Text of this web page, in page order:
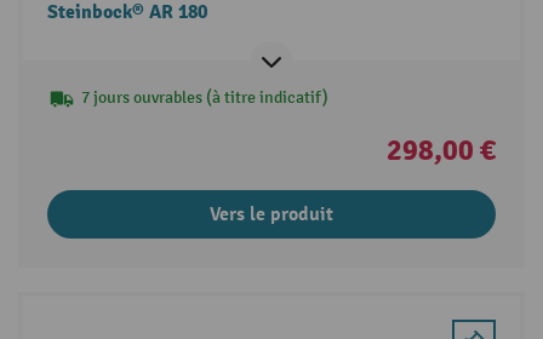
Steinbock® AR 180
7 jours ouvrables (à titre indicatif)
298,00 €
Vers le produit